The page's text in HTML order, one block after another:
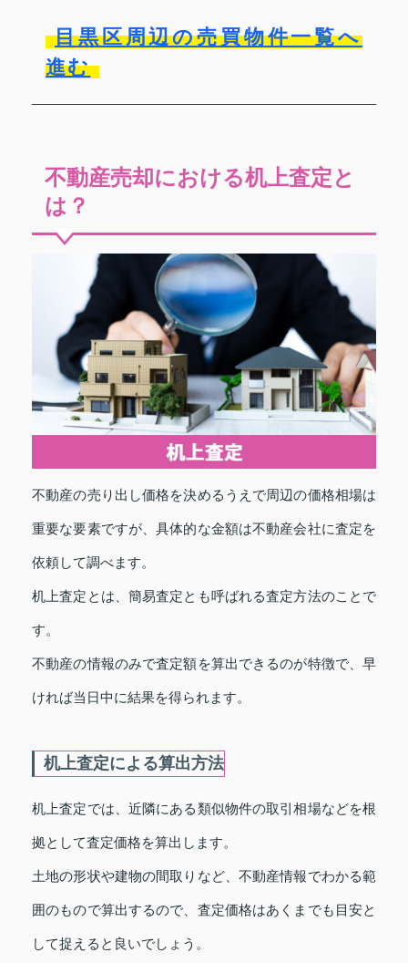
目黒区周辺の売買物件一覧へ
進む
不動産売却における机上査定と
は？
不動産の売り出し価格を決めるうえで周辺の価格相場は
重要な要素ですが、具体的な金額は不動産会社に査定を
依頼して調べます。
机上査定とは、簡易査定とも呼ばれる査定方法のことで
す。
不動産の情報のみで査定額を算出できるのが特徴で、早
ければ当日中に結果を得られます。
机上査定による算出方法
机上査定では、近隣にある類似物件の取引相場などを根
拠として査定価格を算出します。
土地の形状や建物の間取りなど、不動産情報でわかる範
囲のもので算出するので、査定価格はあくまでも目安と
して捉えると良いでしょう。